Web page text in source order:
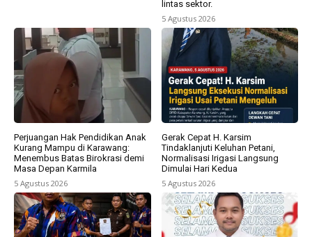
lintas sektor.
5 Agustus 2026
Perjuangan Hak Pendidikan Anak
Kurang Mampu di Karawang:
Menembus Batas Birokrasi demi
Masa Depan Karmila
5 Agustus 2026
Gerak Cepat H. Karsim
Tindaklanjuti Keluhan Petani,
Normalisasi Irigasi Langsung
Dimulai Hari Kedua
5 Agustus 2026